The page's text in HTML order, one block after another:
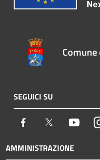
SEGUICI SU
Facebook Twitter
AMMINISTRAZIONE